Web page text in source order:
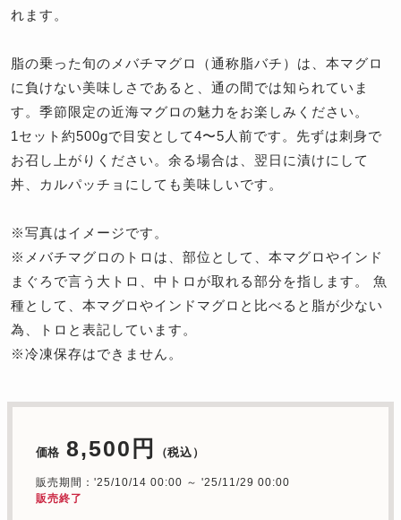
れます。
脂の乗った旬のメバチマグロ（通称脂バチ）は、本マグロ
に負けない美味しさであると、通の間では知られていま
す。季節限定の近海マグロの魅力をお楽しみください。
1セット約500gで目安として4〜5人前です。先ずは刺身で
お召し上がりください。余る場合は、翌日に漬けにして
丼、カルパッチョにしても美味しいです。
※写真はイメージです。
※メバチマグロのトロは、部位として、本マグロやインド
まぐろで言う大トロ、中トロが取れる部分を指します。 魚
種として、本マグロやインドマグロと比べると脂が少ない
為、トロと表記しています。
※冷凍保存はできません。
価格 8,500円 （税込）
販売期間：'25/10/14 00:00 ～ '25/11/29 00:00
販売終了